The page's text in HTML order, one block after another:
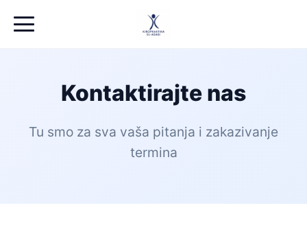
Kontaktirajte nas
Tu smo za sva vaša pitanja i zakazivanje
termina